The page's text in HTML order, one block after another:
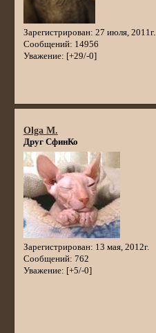
Зарегистрирован: 27 июля, 2011г.
Сообщений: 14956
Уважение: [+29/-0]
Olga M.
Друг СфинКо
Зарегистрирован: 13 мая, 2012г.
Сообщений: 762
Уважение: [+5/-0]